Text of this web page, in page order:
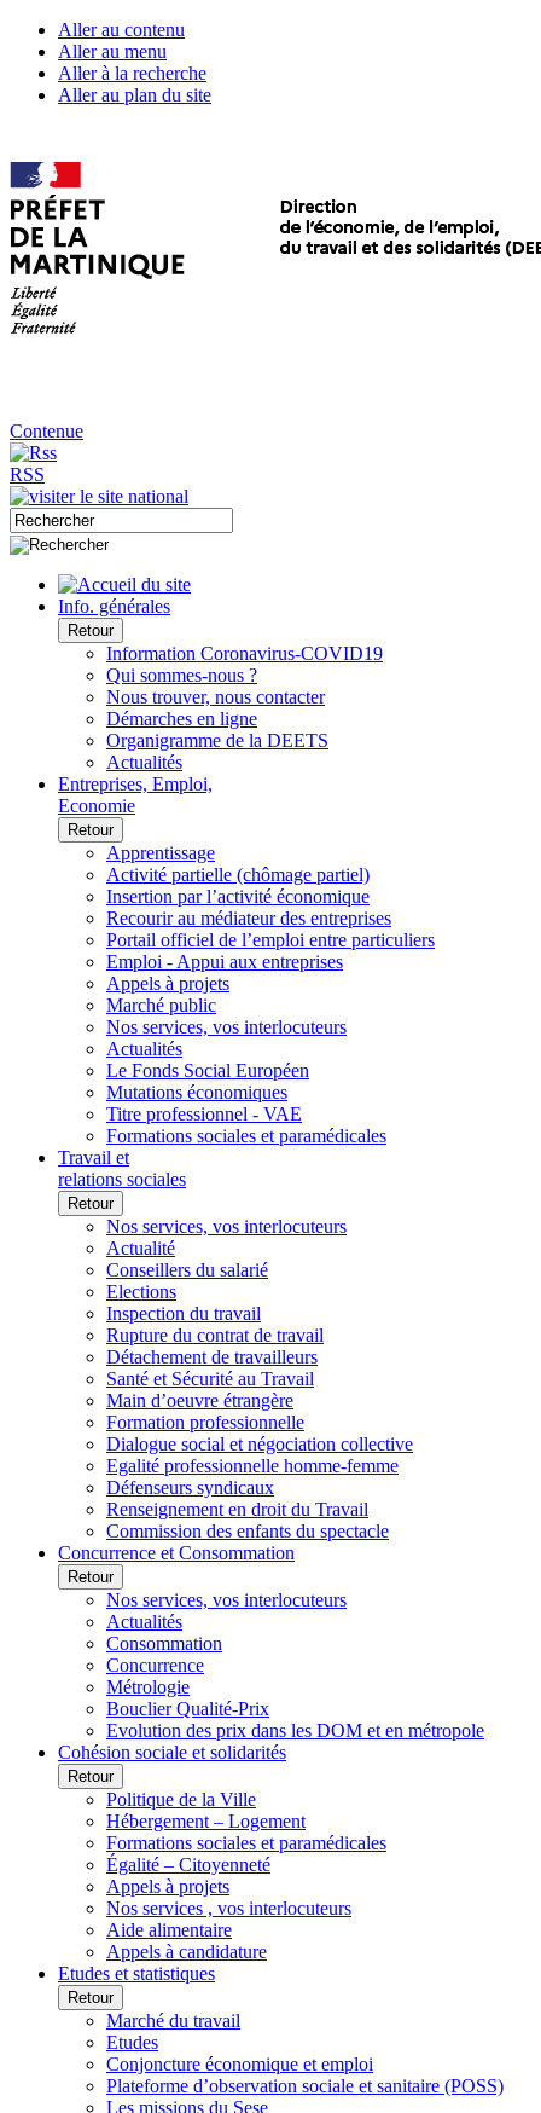
Aller au contenu
Aller au menu
Aller à la recherche
Aller au plan du site
Contenue
RSS
Info. générales
Retour
Information Coronavirus-COVID19
Qui sommes-nous ?
Nous trouver, nous contacter
Démarches en ligne
Organigramme de la DEETS
Actualités
Entreprises, Emploi,
Economie
Retour
Apprentissage
Activité partielle (chômage partiel)
Insertion par l’activité économique
Recourir au médiateur des entreprises
Portail officiel de l’emploi entre particuliers
Emploi - Appui aux entreprises
Appels à projets
Marché public
Nos services, vos interlocuteurs
Actualités
Le Fonds Social Européen
Mutations économiques
Titre professionnel - VAE
Formations sociales et paramédicales
Travail et
relations sociales
Retour
Nos services, vos interlocuteurs
Actualité
Conseillers du salarié
Elections
Inspection du travail
Rupture du contrat de travail
Détachement de travailleurs
Santé et Sécurité au Travail
Main d’oeuvre étrangère
Formation professionnelle
Dialogue social et négociation collective
Egalité professionnelle homme-femme
Défenseurs syndicaux
Renseignement en droit du Travail
Commission des enfants du spectacle
Concurrence et Consommation
Retour
Nos services, vos interlocuteurs
Actualités
Consommation
Concurrence
Métrologie
Bouclier Qualité-Prix
Evolution des prix dans les DOM et en métropole
Cohésion sociale et solidarités
Retour
Politique de la Ville
Hébergement – Logement
Formations sociales et paramédicales
Égalité – Citoyenneté
Appels à projets
Nos services , vos interlocuteurs
Aide alimentaire
Appels à candidature
Etudes et statistiques
Retour
Marché du travail
Etudes
Conjoncture économique et emploi
Plateforme d’observation sociale et sanitaire (POSS)
Les missions du Sese